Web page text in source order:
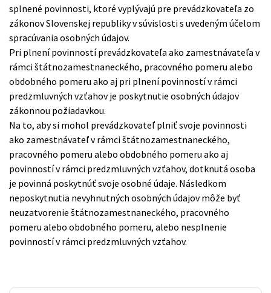
splnené povinnosti, ktoré vyplývajú pre prevádzkovateľa zo
zákonov Slovenskej republiky v súvislosti s uvedeným účelom
spracúvania osobných údajov.
Pri plnení povinností prevádzkovateľa ako zamestnávateľa v
rámci štátnozamestnaneckého, pracovného pomeru alebo
obdobného pomeru ako aj pri plnení povinností v rámci
predzmluvných vzťahov je poskytnutie osobných údajov
zákonnou požiadavkou.
Na to, aby si mohol prevádzkovateľ plniť svoje povinnosti
ako zamestnávateľ v rámci štátnozamestnaneckého,
pracovného pomeru alebo obdobného pomeru ako aj
povinností v rámci predzmluvných vzťahov, dotknutá osoba
je povinná poskytnúť svoje osobné údaje. Následkom
neposkytnutia nevyhnutných osobných údajov môže byť
neuzatvorenie štátnozamestnaneckého, pracovného
pomeru alebo obdobného pomeru, alebo nesplnenie
povinností v rámci predzmluvných vzťahov.